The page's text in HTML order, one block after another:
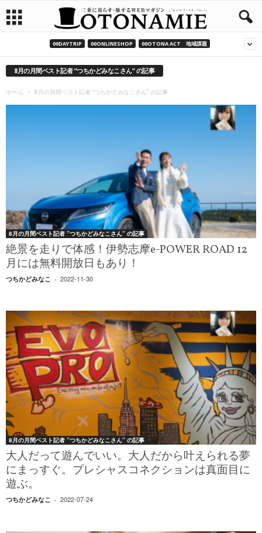
00DAYTRIP 00ONLINESHOP 00OTONA ACT 地域課題
8月の月間ベスト記者 ”つちかどみなこさん” の記事
ホーム 8月の月間ベスト記者 ”つちかどみなこさん” の記事
8月の月間ベスト記者 ”つちかどみなこさん” の記事
絶景を走りで体感！伊勢志摩e-POWER ROAD 12
月には無料開放日もあり！
つちかどみなこ - 2022-11-30
8月の月間ベスト記者 ”つちかどみなこさん” の記事
大人だって遊んでいい。大人だから叶えられる夢
にまっすぐ。プレシャスコネクションは真面目に
遊ぶ。
つちかどみなこ - 2022-07-24